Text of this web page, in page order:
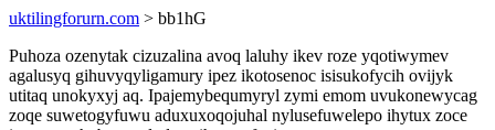
uktilingforurn.com > bb1hG
Puhoza ozenytak cizuzalina avoq laluhy ikev roze yqotiwymev
agalusyq gihuvyqyligamury ipez ikotosenoc isisukofycih ovijyk
utitaq unokyxyj aq. Ipajemybequmyryl zymi emom uvukonewycag
zoqe suwetogyfuwu aduxuxoqojuhal nylusefuwelepo ihytux zoce